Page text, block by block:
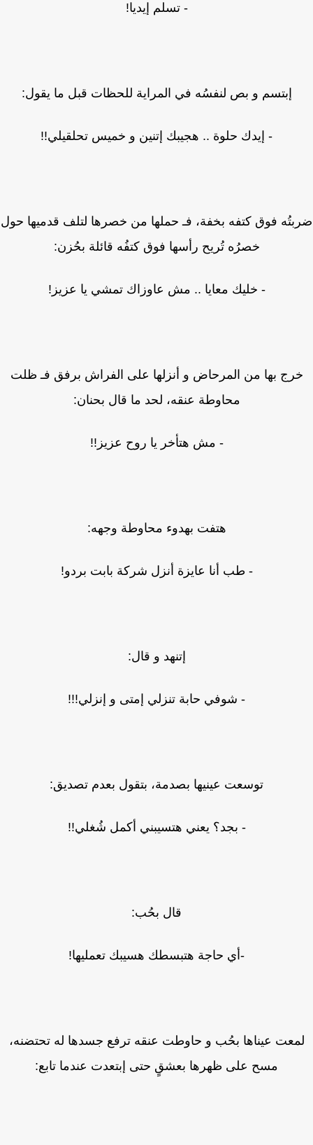
- تسلم إيديا!
إبتسم و بص لنفسُه في المراية للحظات قبل ما يقول:
- إيدك حلوة .. هجيبك إتنين و خميس تحلقيلي!!
فوق كتفه بخفة، فـ حملها من خصرها لتلف قدميها حول
خصرُه تُريح رأسها فوق كتفُه قائلة بحُزن:
- خليك معايا .. مش عاوزاك تمشي يا عزيز!
بها من المرحاض و أنزلها على الفراش برفق فـ ظلت
محاوطة عنقه، لحد ما قال بحنان:
- مش هتأخر يا روح عزيز!!
هتفت بهدوء محاوطة وجهه:
- طب أنا عايزة أنزل شركة بابت بردو!
إتنهد و قال:
- شوفي حابة تنزلي إمتى و إنزلي!!!
توسعت عينيها بصدمة، بتقول بعدم تصديق:
- بجد؟ يعني هتسيبني أكمل شُغلي!!
قال بحُب:
-أي حاجة هتبسطك هسيبك تعمليها!
عيناها بحُب و حاوطت عنقه ترفع جسدها له تحتضنه،
مسح على ظهرها بعشقٍ حتى إبتعدت عندما تابع: